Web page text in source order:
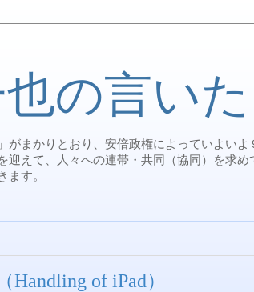
の言い
がまかりとおり、安倍政権によっていよい
迎えて、人々への連帯・共同（協同）を求
ます。
of iPad）